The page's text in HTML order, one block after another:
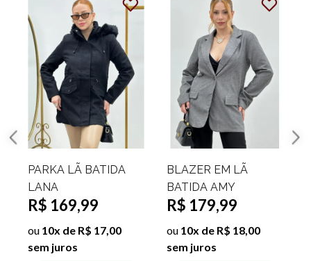
BLAZER EM LÃ
BATIDA AMY
R$ 179,99
ou 10x de R$ 18,00
sem juros
CONJUNTO LÃ
BATIDA BLAZER E
SHORT ÁUSTRIA
R$ 189,99
ou10x de R$ 19,00